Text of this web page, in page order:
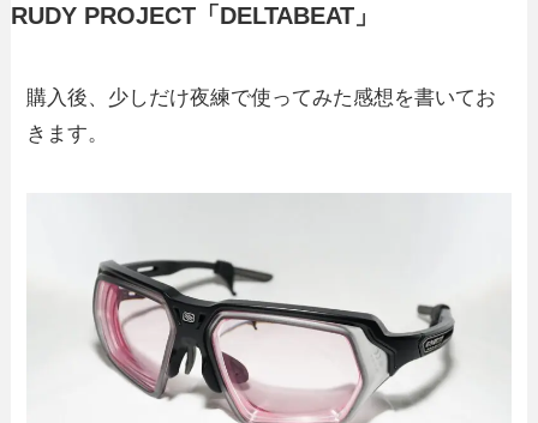
RUDY PROJECT「DELTABEAT」
購入後、少しだけ夜練で使ってみた感想を書いてお
きます。